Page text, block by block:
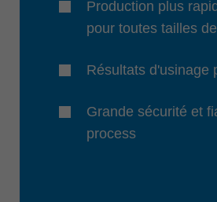
Production plus
pour toutes tailles
Résultats d'usinage
Grande sécurité et
process